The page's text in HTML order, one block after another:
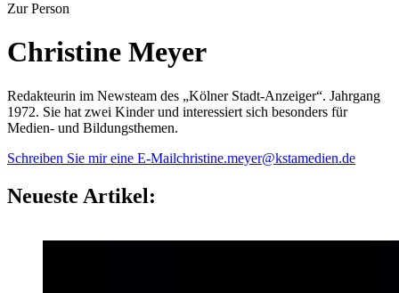
Zur Person
Christine Meyer
Redakteurin im Newsteam des „Kölner Stadt-Anzeiger“. Jahrgang
1972. Sie hat zwei Kinder und interessiert sich besonders für
Medien- und Bildungsthemen.
Schreiben Sie mir eine E-Mailchristine.meyer@kstamedien.de
Neueste Artikel: